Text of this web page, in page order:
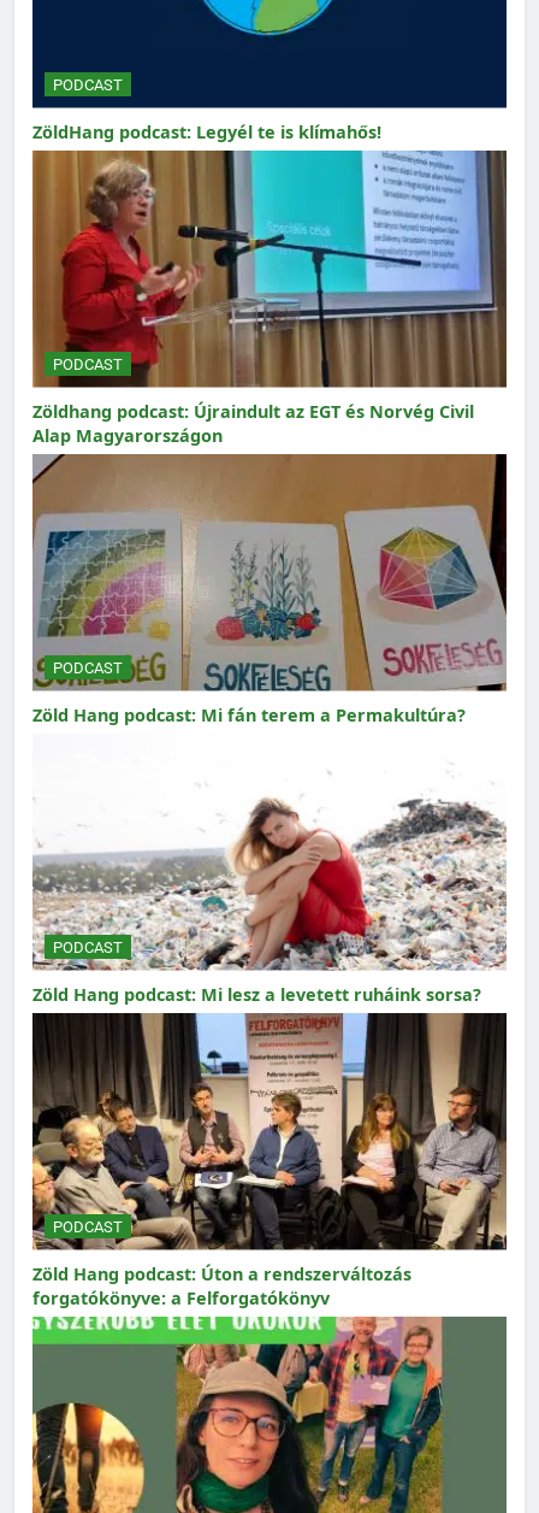
PODCAST
ZöldHang podcast: Legyél te is klímahős!
PODCAST
Zöldhang podcast: Újraindult az EGT és Norvég Civil
Alap Magyarországon
PODCAST
Zöld Hang podcast: Mi fán terem a Permakultúra?
PODCAST
Zöld Hang podcast: Mi lesz a levetett ruháink sorsa?
PODCAST
Zöld Hang podcast: Úton a rendszerváltozás
forgatókönyve: a Felforgatókönyv